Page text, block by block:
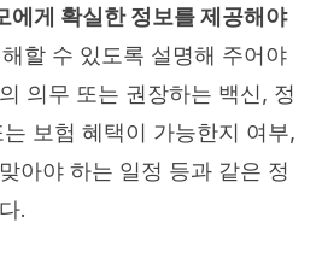
에게 확실한 정보를 제공해야
할 수 있도록 설명해 주어야
의무 또는 권장하는 백신, 정
보험 혜택이 가능한지 여부,
아야 하는 일정 등과 같은 정
.